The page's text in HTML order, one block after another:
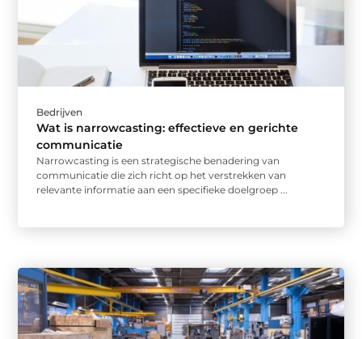
Bedrijven
Wat is narrowcasting: effectieve en gerichte
communicatie
Narrowcasting is een strategische benadering van
communicatie die zich richt op het verstrekken van
relevante informatie aan een specifieke doelgroep ...